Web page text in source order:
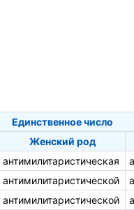
Единственное число
Женский род
антимилитаристическая
антимилитаристической
антимилитаристической